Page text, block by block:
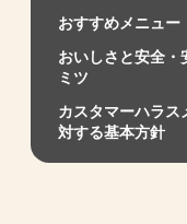
おすすめメニュー
おいしさと安全・
ミツ
カスタマーハラス
対する基本方針